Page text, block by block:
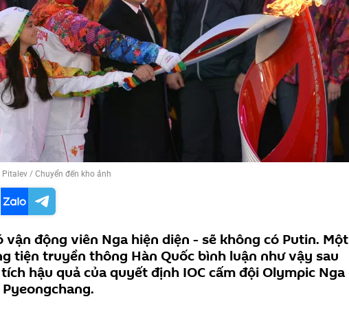
/Chuyển đến kho ảnh
vận động viên Nga hiện diện - sẽ không có Putin. Một
tiện truyền thông Hàn Quốc bình luận như vậy sau
hậu quả của quyết định IOC cấm đội Olympic Nga